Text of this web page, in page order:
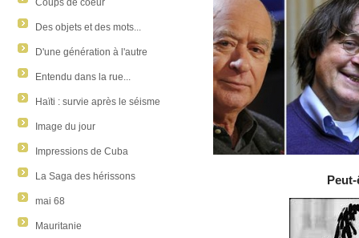
Coups de coeur
Des objets et des mots...
D'une génération à l'autre
Entendu dans la rue...
Haïti : survie après le séisme
Image du jour
Impressions de Cuba
La Saga des hérissons
mai 68
Mauritanie